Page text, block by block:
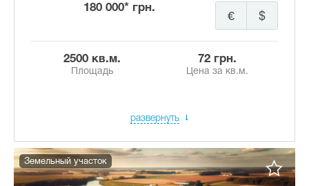
180 000* грн.
$
€
2500 кв.м.
Площадь
72 грн.
Цена за кв.м.
развернуть
Земельный участок